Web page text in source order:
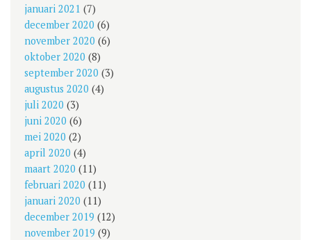
januari 2021 (7)
december 2020 (6)
november 2020 (6)
oktober 2020 (8)
september 2020 (3)
augustus 2020 (4)
juli 2020 (3)
juni 2020 (6)
mei 2020 (2)
april 2020 (4)
maart 2020 (11)
februari 2020 (11)
januari 2020 (11)
december 2019 (12)
november 2019 (9)